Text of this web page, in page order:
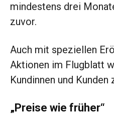
mindestens drei
zuvor.
Auch mit speziellen
Aktionen im Flugblatt
Kundinnen und
„Preise wie früher“